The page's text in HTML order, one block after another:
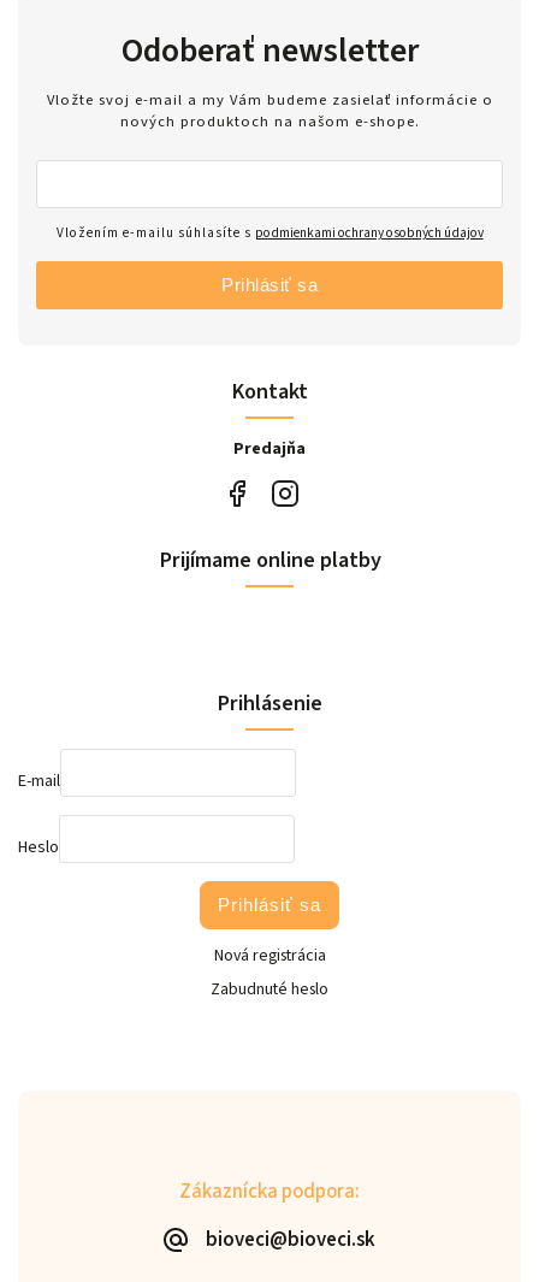
Zákaznícka podpora:
bioveci@bioveci.sk
Kontakt
Predajňa
Odoberať newsletter
Vložte svoj e-mail a my Vám budeme zasielať informácie o
nových produktoch na našom e-shope.
Vložením e-mailu súhlasíte s podmienkami ochrany osobných údajov
Prihlásiť sa
Prijímame online platby
Prihlásenie
E-mail
Heslo
Prihlásiť sa
Nová registrácia
Zabudnuté heslo